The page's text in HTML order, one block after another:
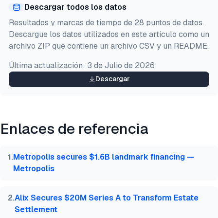
@misc{ermut2026,
  author = {Ermut, Sıla},
title  = {{IA Rollups: Financiación, Inversores
  year   = {2026},
howpublished    = {\url{https://aimultiple.com/
note   = {AIMultiple. Recuperado el 19 de Junio
Descargar todos los datos
Resultados y marcas de tiempo de 28 puntos de datos.
Descargue los datos utilizados en este artículo como un
archivo ZIP que contiene un archivo CSV y un README.
Última actualización: 3 de Julio de 2026
Descargar
Enlaces de referencia
1.Metropolis secures $1.6B landmark financing —
Metropolis
2.Alix Secures $20M Series A to Transform Estate
Settlement